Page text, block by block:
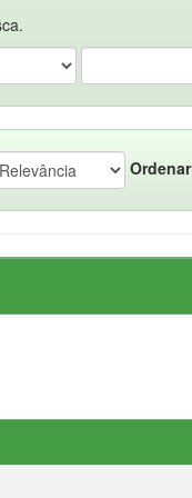
Ordenar